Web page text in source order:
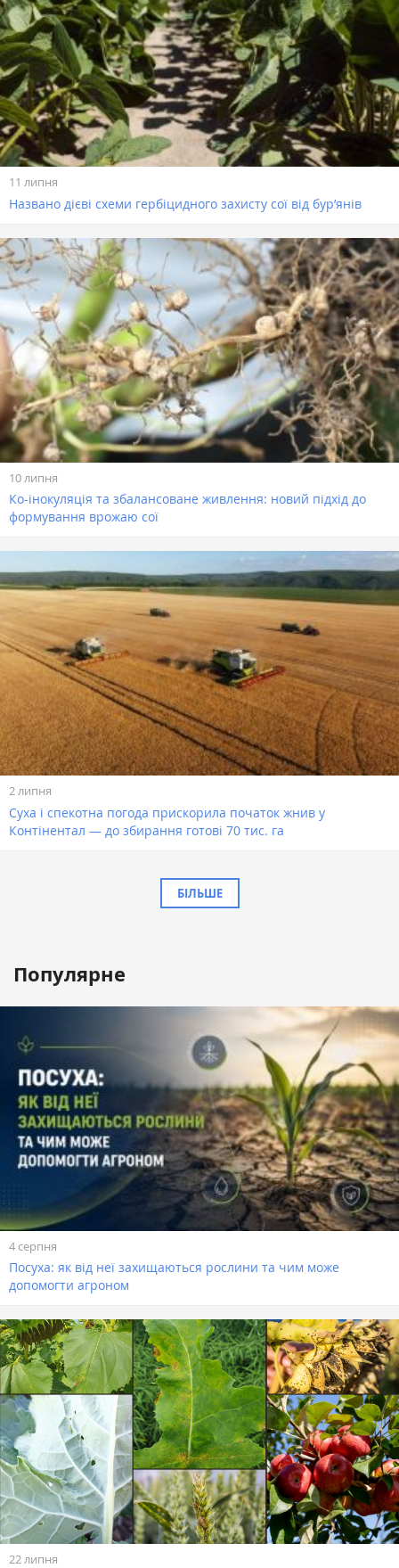
11 липня
Названо дієві схеми гербіцидного захисту сої від бур’янів
10 липня
Ко-інокуляція та збалансоване живлення: новий підхід до
формування врожаю сої
2 липня
Суха і спекотна погода прискорила початок жнив у
Контінентал — до збирання готові 70 тис. га
БІЛЬШЕ
Популярне
4 серпня
Посуха: як від неї захищаються рослини та чим може
допомогти агроном
22 липня